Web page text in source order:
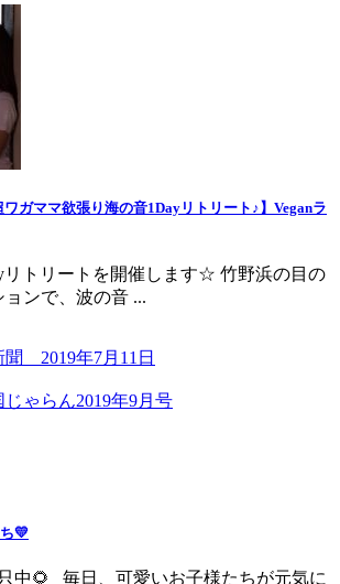
ワガママ欲張り海の音1Dayリトリート♪】Veganラ
リトリートを開催します☆ 竹野浜の目の
ンで、波の音 ...
聞 2019年7月11日
ゃらん2019年9月号
💛
中🌻 毎日、可愛いお子様たちが元気に